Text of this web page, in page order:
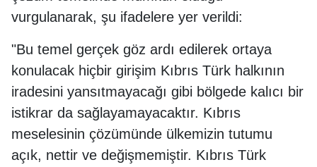
vurgulanarak, şu ifadelere yer verildi:
"Bu temel gerçek göz ardı edilerek ortaya
konulacak hiçbir girişim Kıbrıs Türk halkının
iradesini yansıtmayacağı gibi bölgede kalıcı bir
istikrar da sağlayamayacaktır. Kıbrıs
meselesinin çözümünde ülkemizin tutumu
açık, nettir ve değişmemiştir. Kıbrıs Türk